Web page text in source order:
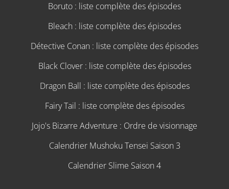
Boruto : liste complète des épisodes
Bleach : liste complète des épisodes
Détective Conan : liste complète des épisodes
Black Clover : liste complète des épisodes
Dragon Ball : liste complète des épisodes
Fairy Tail : liste complète des épisodes
Jojo's Bizarre Adventure : Ordre de visionnage
Calendrier Mushoku Tensei Saison 3
Calendrier Slime Saison 4